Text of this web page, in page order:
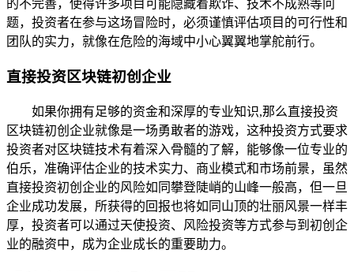
的不完善，使得许多项目可能隐藏着欺诈、技术不成熟等问
题，投资者在参与这场冒险时，必须谨慎评估项目的可行性和
团队的实力，就像在危险的海域中小心翼翼地掌舵前行。
直接投资区块链初创企业
如果你拥有足够的资金和深厚的专业知识,那么直接投资
区块链初创企业就像是一场勇敢者的游戏，这种投资方式要求
投资者对区块链技术有着深入骨髓的了解，能够像一位专业的
伯乐，准确评估企业的技术实力、商业模式和市场前景，虽然
直接投资初创企业的风险如同攀登陡峭的山峰一般高，但一旦
企业成功发展，所获得的回报也将如同山顶的壮丽风景一样丰
厚，投资者可以通过天使投资、风险投资等方式参与到初创企
业的融资中，成为企业成长的重要助力。